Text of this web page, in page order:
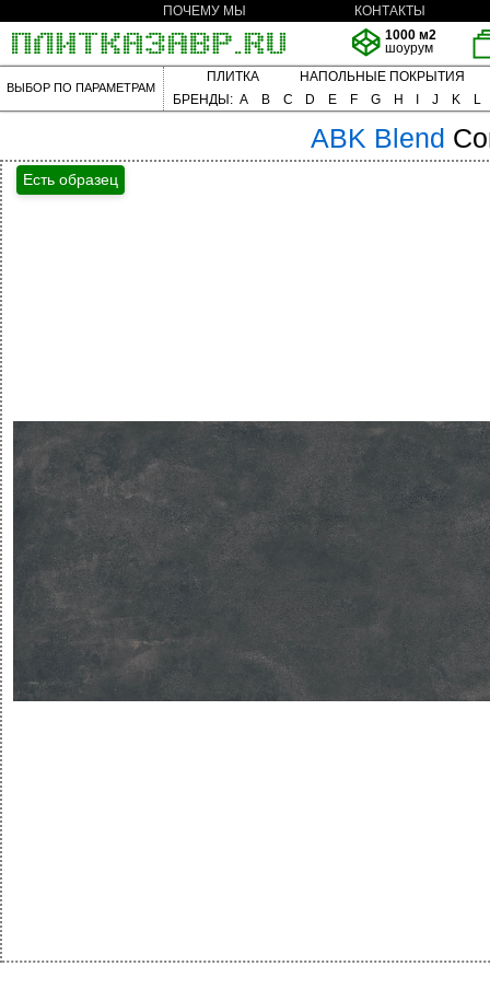
ПОЧЕМУ МЫ
КОНТАКТЫ
1000 м2
шоурум
ВЫБОР ПО ПАРАМЕТРАМ
ПЛИТКА
НАПОЛЬНЫЕ ПОКРЫТИЯ
БРЕНДЫ: A B C D E F G H J K L
ABK Blend
Есть образец